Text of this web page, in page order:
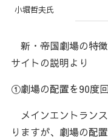
小堀哲夫氏
新・帝国劇場の特
サイトの説明より
①劇場の配置を90度
メインエントラン
りますが、劇場の配